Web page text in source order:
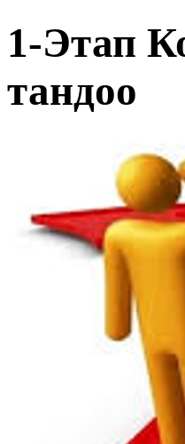
1-Этап
тандоо